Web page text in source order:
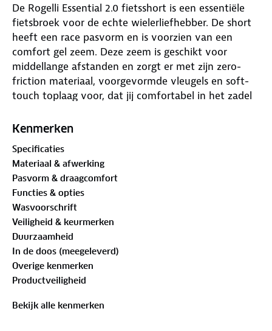
De Rogelli Essential 2.0 fietsshort is een essentiële
fietsbroek voor de echte wielerliefhebber. De short
heeft een race pasvorm en is voorzien van een
comfort gel zeem. Deze zeem is geschikt voor
middellange afstanden en zorgt er met zijn zero-
friction materiaal, voorgevormde vleugels en soft-
touch toplaag voor, dat jij comfortabel in het zadel
lichtgewicht stof, die zorgt voor optimale
broekspijpen zorgt niet alleen voor extra comfort,
maar de siliconen grip aan de binnenkant zorgt er
ook nog eens voor dat de broek niet opkruipt
tijdens het fietsen.
Kenmerken
Specificaties
Materiaal & afwerking
Pasvorm & draagcomfort
Functies & opties
Wasvoorschrift
Veiligheid & keurmerken
Duurzaamheid
In de doos (meegeleverd)
Overige kenmerken
Productveiligheid
Bekijk alle kenmerken